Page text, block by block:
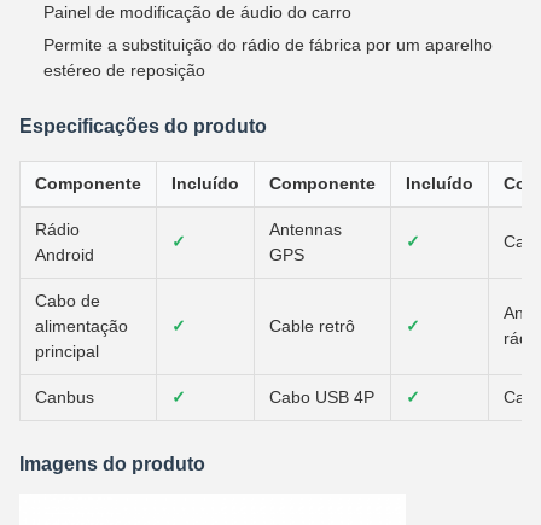
Painel de modificação de áudio do carro
Permite a substituição do rádio de fábrica por um aparelho
estéreo de reposição
Especificações do produto
Componente Incluído Componente Incluído
Rádio
Android
✓
Antennas
GPS
✓
Cabo de
alimentação
principal
✓ Cable retrô ✓
rádio
Canbus ✓ Cabo USB 4P ✓
Imagens do produto